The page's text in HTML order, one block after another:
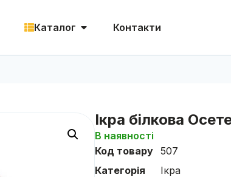
Каталог Контакти
Ікра білкова
В наявності
Код товару 507
Категорія
Ікра